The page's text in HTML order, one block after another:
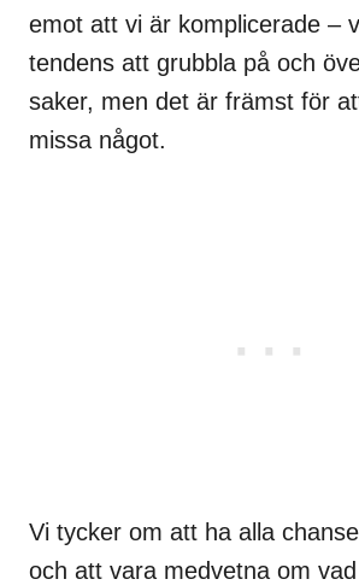
emot att vi är komplicerade –
tendens att grubbla på och
saker, men det är främst för
missa något.
Vi tycker om att ha alla
och att vara medvetna om